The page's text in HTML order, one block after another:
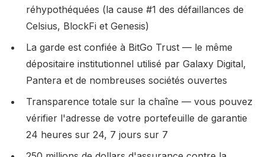
réhypothéquées (la cause #1 des défaillances de
Celsius, BlockFi et Genesis)
La garde est confiée à BitGo Trust — le même
dépositaire institutionnel utilisé par Galaxy Digital,
Pantera et de nombreuses sociétés ouvertes
Transparence totale sur la chaîne — vous pouvez
vérifier l'adresse de votre portefeuille de garantie
24 heures sur 24, 7 jours sur 7